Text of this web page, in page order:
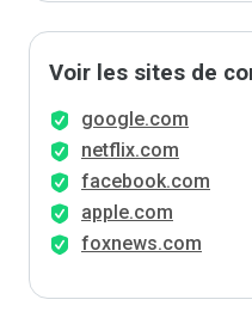
Voir les sites de
google.com
netflix.com
facebook.com
apple.com
foxnews.com